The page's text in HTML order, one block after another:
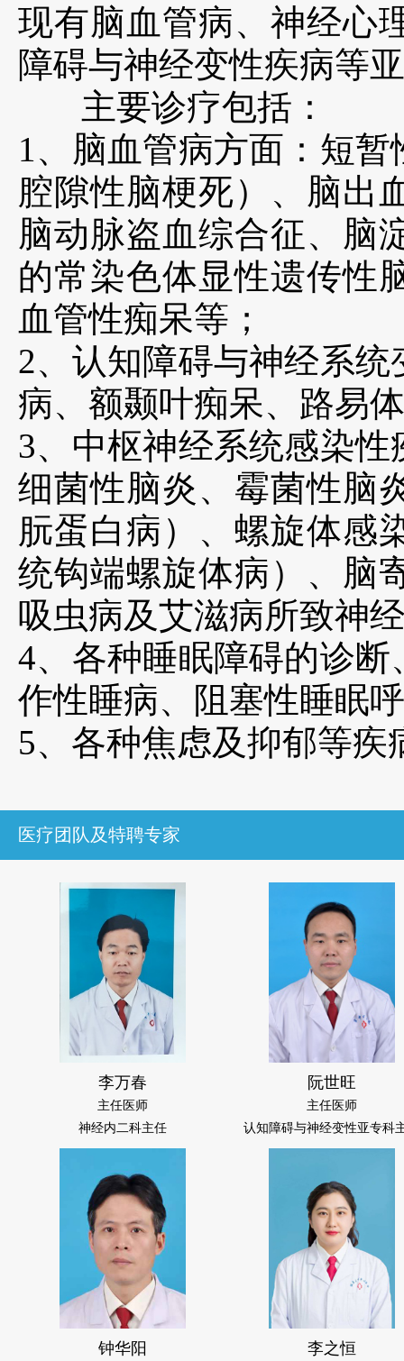
现有脑血管病、神经心
障碍与神经变性疾病等
主要诊疗包括：
1、脑血管病方面：短
腔隙性脑梗死）、脑出
脑动脉盗血综合征、脑
的常染色体显性遗传性
血管性痴呆等；
2、认知障碍与神经系
病、额颞叶痴呆、路易
3、中枢神经系统感染
细菌性脑炎、霉菌性脑
朊蛋白病）、螺旋体感
统钩端螺旋体病）、脑
吸虫病及艾滋病所致神
4、各种睡眠障碍的诊
作性睡病、阻塞性睡眠
5、各种焦虑及抑郁等
医疗团队及特聘专家
李万春
主任医师
神经内二科主任
阮世旺
主任医师
认知障碍与神经变性亚专科
钟华阳 李之恒